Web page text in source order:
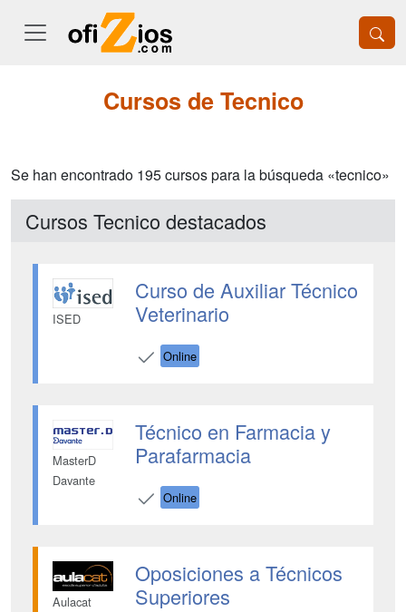
Cursos de Tecnico
Se han encontrado 195 cursos para la búsqueda «tecnico»
Cursos Tecnico destacados
ISED
Curso de Auxiliar Técnico
Veterinario
Online
MasterD
Davante
Técnico en Farmacia y
Parafarmacia
Online
Aulacat
Oposiciones a Técnicos
Superiores